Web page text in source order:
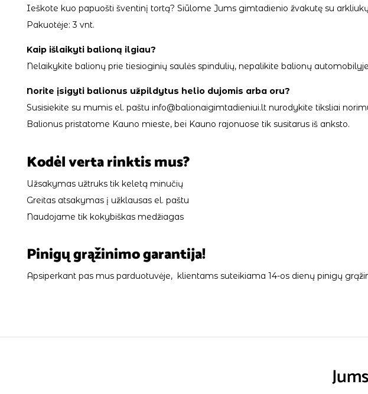
Ieškote kuo papuošti šventinį tortą? Siūlome Jums gimtadienio žvakutę su
Pakuotėje: 3 vnt.
Kaip išlaikyti balioną ilgiau?
Nelaikykite balionų prie tiesioginių saulės spindulių, nepalikite balionų
Norite įsigyti balionus užpildytus helio dujomis arba oru?
Susisiekite su mumis el. paštu info@balionaigimtadieniui.lt nurodykite tiksliai
Balionus pristatome Kauno mieste, bei Kauno rajonuose tik susitarus iš anksto.
Kodėl verta rinktis mus?
Užsakymas užtruks tik keletą minučių
Greitas atsakymas į užklausas el. paštu
Naudojame tik kokybiškas medžiagas
Pinigų grąžinimo garantija!
Apsiperkant pas mus parduotuvėje, klientams suteikiama 14-os dienų pinigų